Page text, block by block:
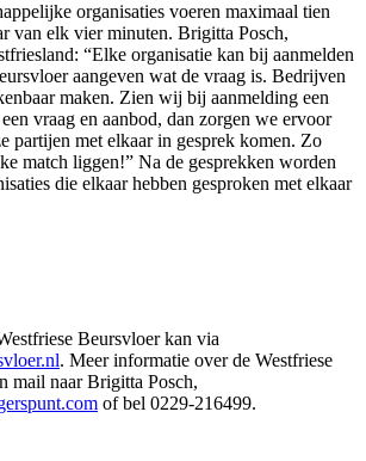
organisaties voeren maximaal tien
van elk vier minuten. Brigitta Posch,
“Elke organisatie kan bij aanmelden
aangeven wat de vraag is. Bedrijven
maken. Zien wij bij aanmelding een
vraag en aanbod, dan zorgen we ervoor
partijen met elkaar in gesprek komen. Zo
match liggen!” Na de gesprekken worden
die elkaar hebben gesproken met elkaar
Beursvloer kan via
. Meer informatie over de Westfriese
mail naar Brigitta Posch,
of bel 0229-216499.